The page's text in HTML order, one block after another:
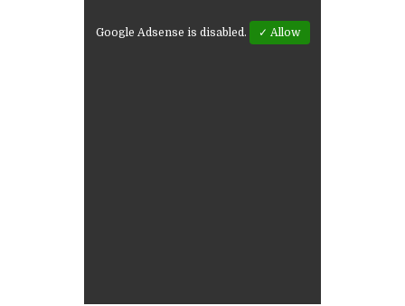
Google Adsense is disabled. ✓ Allow